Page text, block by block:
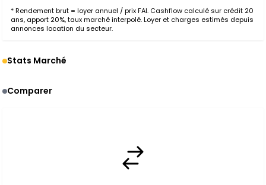
* Rendement brut = loyer annuel / prix FAI. Cashflow calculé sur crédit 20
ans, apport 20%, taux marché interpolé. Loyer et charges estimés depuis
annonces location du secteur.
Stats Marché
Comparer